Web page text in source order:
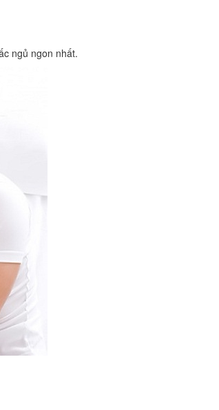
ngủ ngon nhất.